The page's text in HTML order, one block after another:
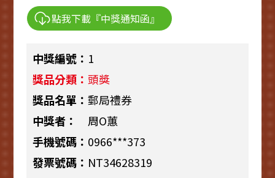
點我下載『中獎通知函』
1
頭獎
郵局禮券
周O蕙
0966***373
NT34628319